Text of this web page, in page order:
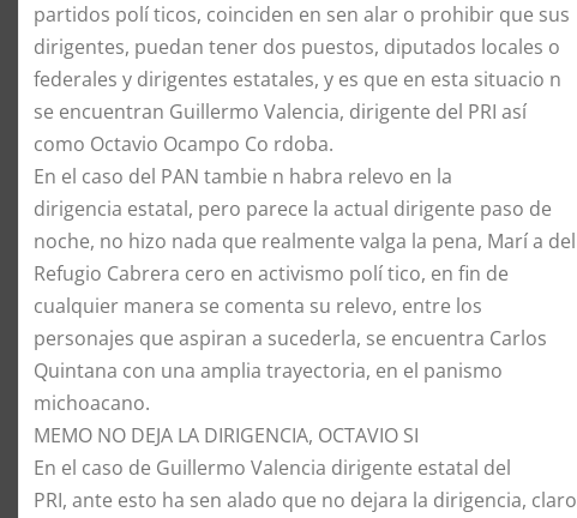
partidos polí ticos, coinciden en sen alar o prohibir que sus
dirigentes, puedan tener dos puestos, diputados locales o
federales y dirigentes estatales, y es que en esta situacio n
se encuentran Guillermo Valencia, dirigente del PRI así
como Octavio Ocampo Co rdoba.
En el caso del PAN tambie n habra relevo en la
dirigencia estatal, pero parece la actual dirigente paso de
noche, no hizo nada que realmente valga la pena, Marí a del
Refugio Cabrera cero en activismo polí tico, en fin de
cualquier manera se comenta su relevo, entre los
personajes que aspiran a sucederla, se encuentra Carlos
Quintana con una amplia trayectoria, en el panismo
michoacano.
MEMO NO DEJA LA DIRIGENCIA, OCTAVIO SI
En el caso de Guillermo Valencia dirigente estatal del
PRI, ante esto ha sen alado que no dejara la dirigencia, claro